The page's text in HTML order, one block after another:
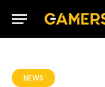
NEWS